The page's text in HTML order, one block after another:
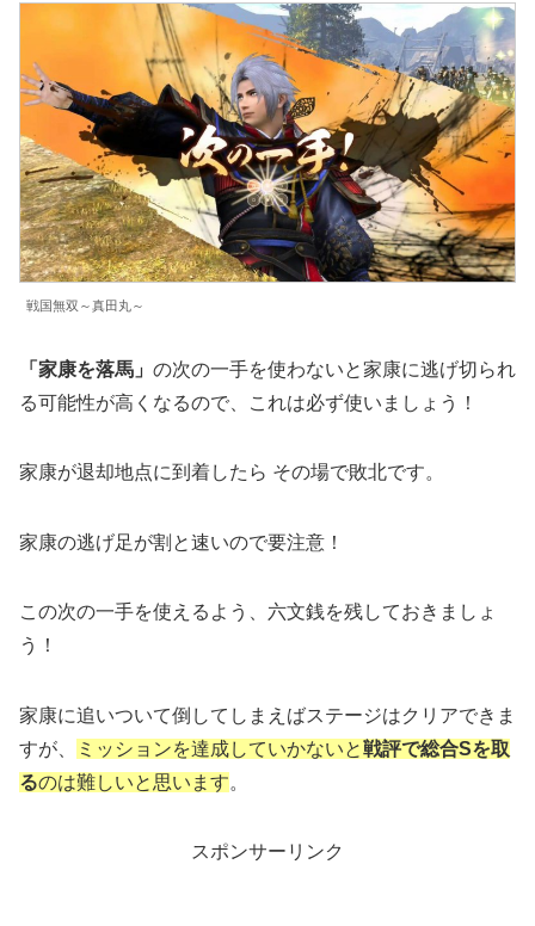
戦国無双～真田丸～
「家康を落馬」 の次の一手を使わないと家康に逃げ切られ
る可能性が高くなるので、これは必ず使いましょう！
家康が退却地点に到着したら その場で敗北です。
家康の逃げ足が割と速いので要注意！
この次の一手を使えるよう、六文銭を残しておきましょ
う！
家康に追いついて倒してしまえばステージはクリアできま
すが、
ミッションを達成していかないと戦評で総合Sを取
るのは難しいと思います。
スポンサーリンク